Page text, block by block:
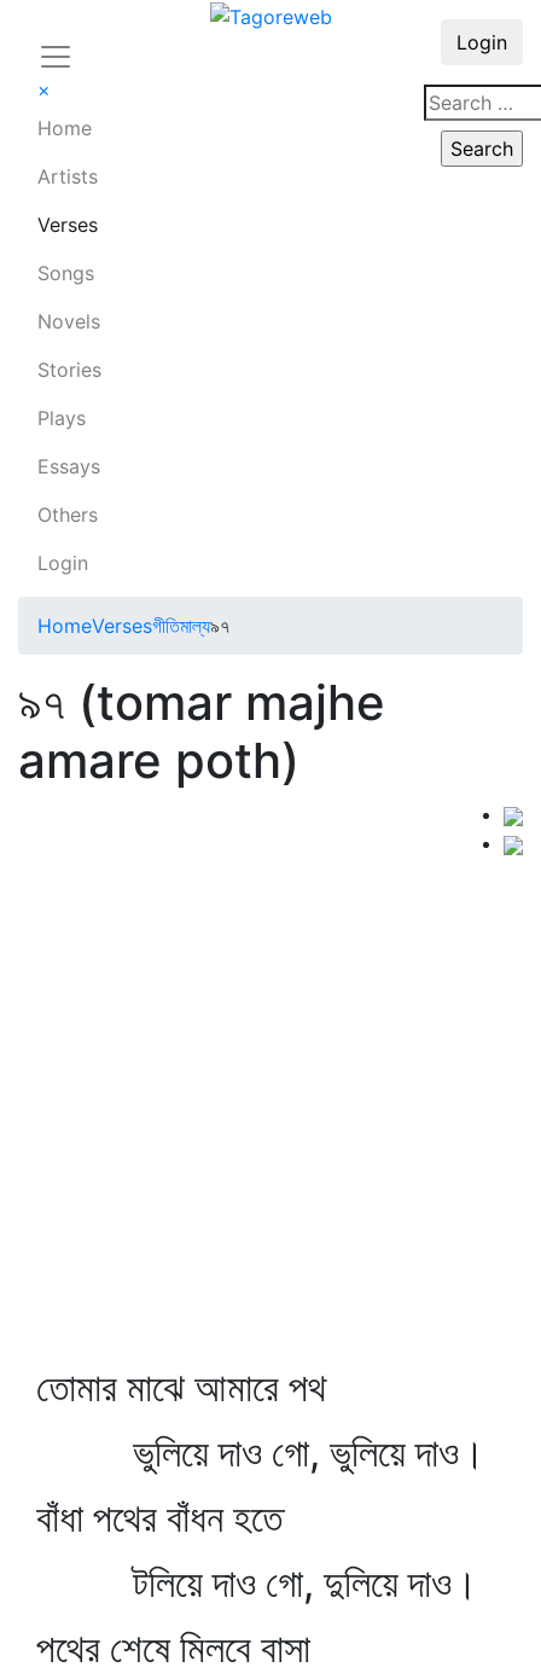
×
Home
Artists
Verses
Songs
Novels
Stories
Plays
Essays
Others
Login
Login
HomeVersesগীতিমাল্য৯৭
৯৭ (tomar majhe
amare poth)
তোমার মাঝে আমারে পথ
ভুলিয়ে দাও গো, ভুলিয়ে দাও।
বাঁধা পথের বাঁধন হতে
টলিয়ে দাও গো, দুলিয়ে দাও।
পথের শেষে মিলবে বাসা